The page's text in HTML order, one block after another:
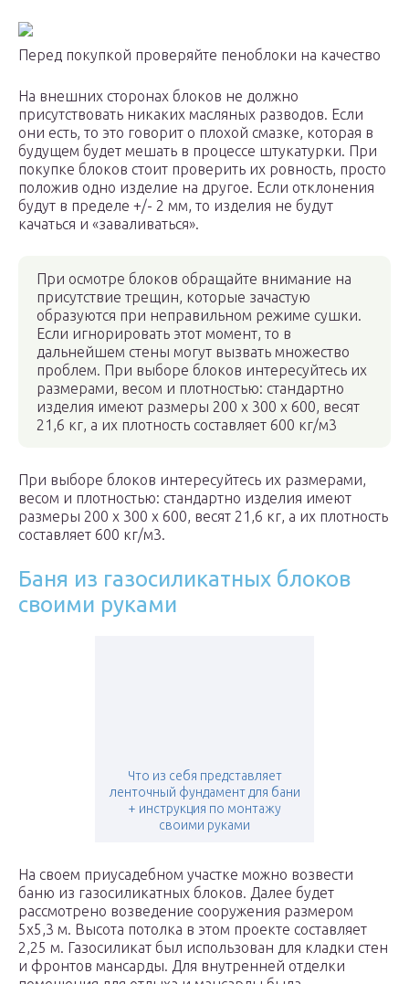
Перед покупкой проверяйте пеноблоки на качество
На внешних сторонах блоков не должно
присутствовать никаких масляных разводов. Если
они есть, то это говорит о плохой смазке, которая в
будущем будет мешать в процессе штукатурки. При
покупке блоков стоит проверить их ровность, просто
положив одно изделие на другое. Если отклонения
будут в пределе +/- 2 мм, то изделия не будут
качаться и «заваливаться».
При осмотре блоков обращайте внимание на
присутствие трещин, которые зачастую
образуются при неправильном режиме сушки.
Если игнорировать этот момент, то в
дальнейшем стены могут вызвать множество
проблем. При выборе блоков интересуйтесь их
размерами, весом и плотностью: стандартно
изделия имеют размеры 200 х 300 х 600, весят
21,6 кг, а их плотность составляет 600 кг/м3
При выборе блоков интересуйтесь их размерами,
весом и плотностью: стандартно изделия имеют
размеры 200 х 300 х 600, весят 21,6 кг, а их плотность
составляет 600 кг/м3.
Баня из газосиликатных блоков
своими руками
Что из себя представляет
ленточный фундамент для бани
+ инструкция по монтажу
своими руками
На своем приусадебном участке можно возвести
баню из газосиликатных блоков. Далее будет
рассмотрено возведение сооружения размером
5х5,3 м. Высота потолка в этом проекте составляет
2,25 м. Газосиликат был использован для кладки стен
и фронтов мансарды. Для внутренней отделки